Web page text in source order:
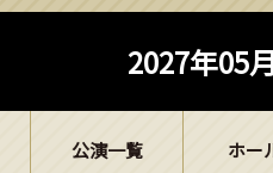
2027年05
公演一覧 ホー